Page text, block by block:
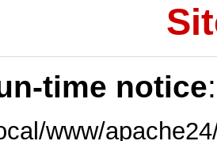
time notice
www/